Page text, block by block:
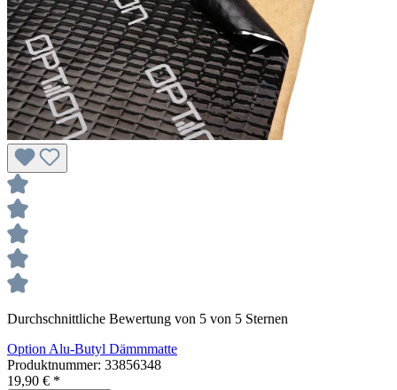
Durchschnittliche Bewertung von 5 von 5 Sternen
Option Alu-Butyl Dämmmatte
Produktnummer: 33856348
19,90 € *